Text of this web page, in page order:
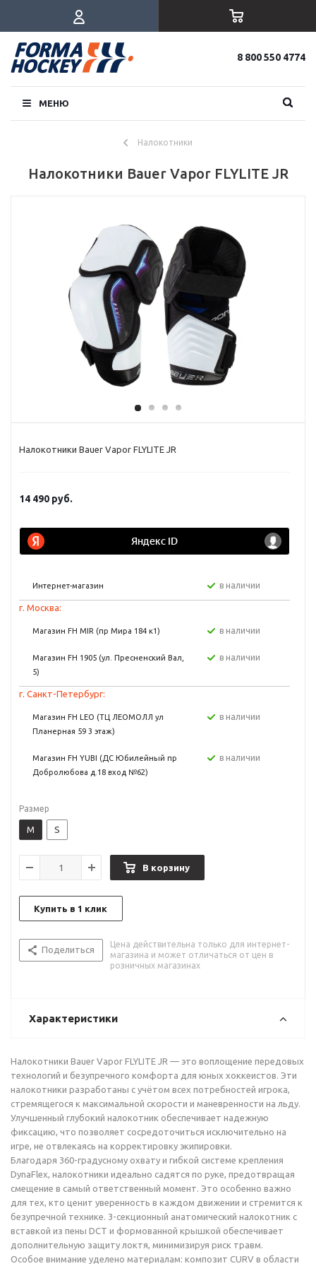
8 800 550 4774
МЕНЮ
Налокотники
Налокотники Bauer Vapor FLYLITE JR
Налокотники Bauer Vapor FLYLITE JR
14 490 руб.
Интернет-магазин в наличии
г. Москва:
Магазин FH MIR (пр Мира 184 к1) в наличии
Магазин FH 1905 (ул. Пресненский Вал,
5)
в наличии
г. Санкт-Петербург:
Магазин FH LEO (ТЦ ЛЕОМОЛЛ ул
Планерная 59 3 этаж)
в наличии
Магазин FH YUBI (ДС Юбилейный пр
Добролюбова д.18 вход №62)
в наличии
Размер
M S
В корзину
Купить в 1 клик
Поделиться
Цена действительна только для интернет-
магазина и может отличаться от цен в
розничных магазинах
Характеристики
Налокотники Bauer Vapor FLYLITE JR — это воплощение передовых
технологий и безупречного комфорта для юных хоккеистов. Эти
налокотники разработаны с учётом всех потребностей игрока,
стремящегося к максимальной скорости и маневренности на льду.
Улучшенный глубокий налокотник обеспечивает надежную
фиксацию, что позволяет сосредоточиться исключительно на
игре, не отвлекаясь на корректировку экипировки.
Благодаря 360-градусному охвату и гибкой системе крепления
DynaFlex, налокотники идеально садятся по руке, предотвращая
смещение в самый ответственный момент. Это особенно важно
для тех, кто ценит уверенность в каждом движении и стремится к
безупречной технике. 3-секционный анатомический налокотник с
вставкой из пены DCT и формованной крышкой обеспечивает
дополнительную защиту локтя, минимизируя риск травм.
Особое внимание уделено материалам: композит CURV в области